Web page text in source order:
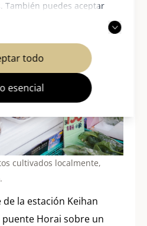
También puedes aceptar
todo
esencial
cultivados localmente,
la estación Keihan
puente Horai sobre un